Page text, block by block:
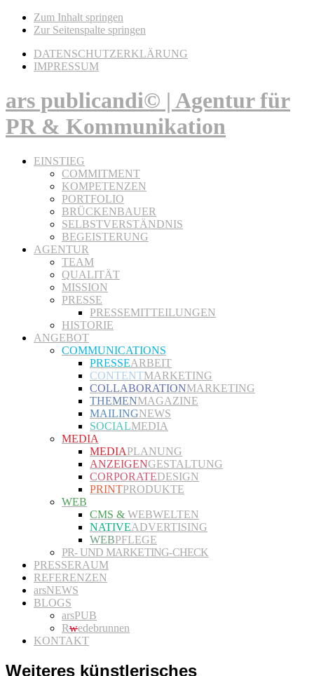
Zum Inhalt springen
Zur Seitenspalte springen
DATENSCHUTZERKLÄRUNG
IMPRESSUM
ars publicandi© | Agentur für
PR & Kommunikation
EINSTIEG
COMMITMENT
KOMPETENZEN
PORTFOLIO
BRÜCKENBAUER
SELBSTVERSTÄNDNIS
BEGEISTERUNG
AGENTUR
TEAM
QUALITÄT
MISSION
PRESSE
PRESSEMITTEILUNGEN
HISTORIE
ANGEBOT
COMMUNICATIONS
PRESSEARBEIT
CONTENTMARKETING
COLLABORATIONMARKETING
THEMENMAGAZINE
MAILINGNEWS
SOCIALMEDIA
MEDIA
MEDIAPLANUNG
ANZEIGENGESTALTUNG
CORPORATEDESIGN
PRINTPRODUKTE
WEB
CMS & WEBWELTEN
NATIVEADVERTISING
WEBPFLEGE
PR- UND MARKETING-CHECK
PRESSERAUM
REFERENZEN
arsNEWS
BLOGS
arsPUB
Rwedebrunnen
KONTAKT
Weiteres künstlerisches